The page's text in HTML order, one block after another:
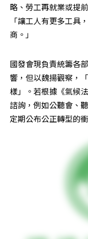
略、勞工再就業或提
「讓工人有更多工具
商。」
國發會現負責統籌各
響，但以魏揚觀察，
樣」。若根據《氣候
諮詢，例如公聽會、
定期公布公正轉型的